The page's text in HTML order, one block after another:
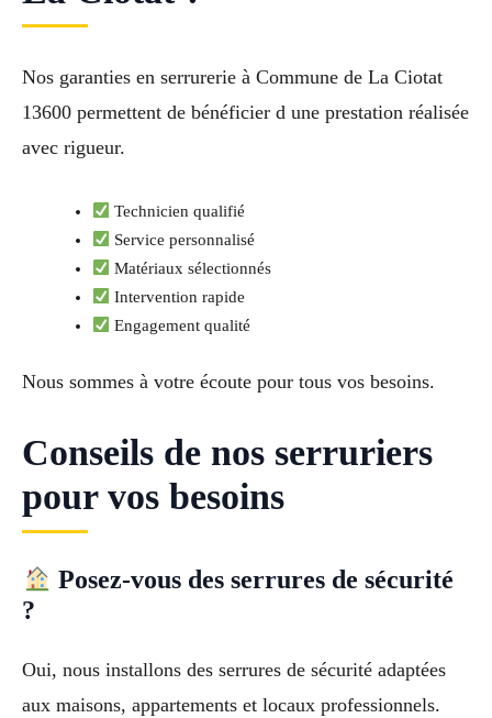
Nos garanties en serrurerie à Commune de La Ciotat
13600 permettent de bénéficier d une prestation réalisée
avec rigueur.
Technicien qualifié
Service personnalisé
Matériaux sélectionnés
Intervention rapide
Engagement qualité
Nous sommes à votre écoute pour tous vos besoins.
Conseils de nos serruriers
pour vos besoins
Posez-vous des serrures de sécurité
?
Oui, nous installons des serrures de sécurité adaptées
aux maisons, appartements et locaux professionnels.